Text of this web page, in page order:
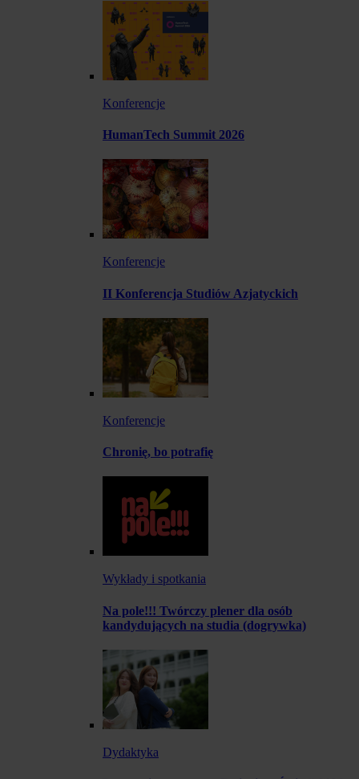
Konferencje
HumanTech Summit 2026
Konferencje
II Konferencja Studiów Azjatyckich
Konferencje
Chronię, bo potrafię
Wykłady i spotkania
Na pole!!! Twórczy plener dla osób
kandydujących na studia (dogrywka)
Dydaktyka